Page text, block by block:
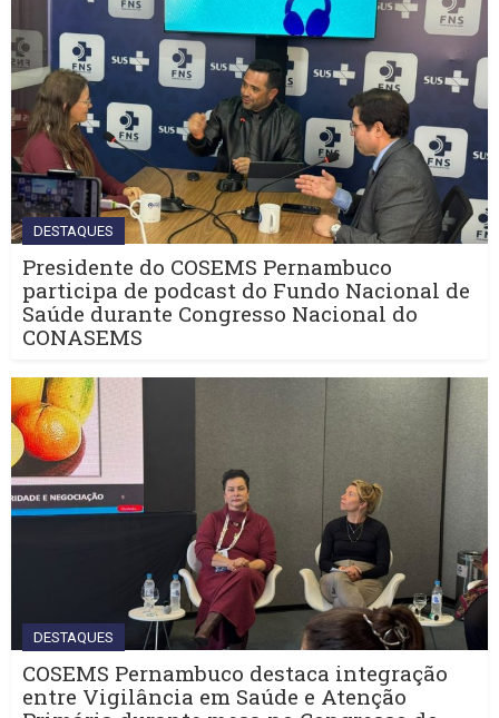
DESTAQUES
Presidente do COSEMS Pernambuco
participa de podcast do Fundo Nacional de
Saúde durante Congresso Nacional do
CONASEMS
DESTAQUES
COSEMS Pernambuco destaca integração
entre Vigilância em Saúde e Atenção